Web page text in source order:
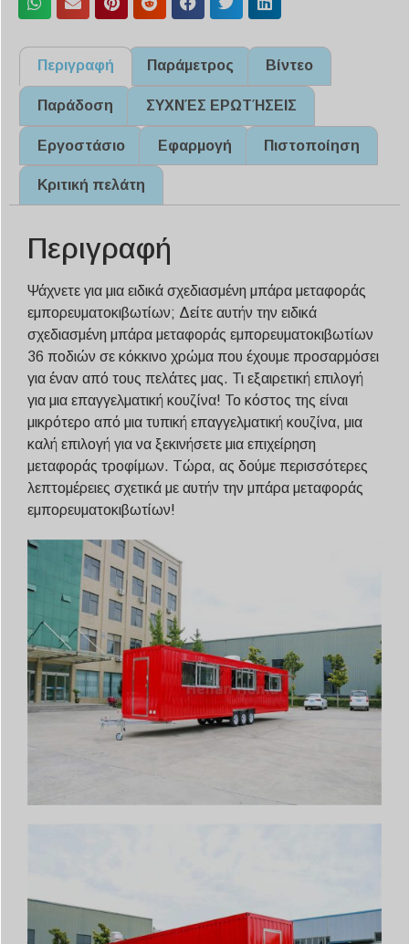
Περιγραφή Παράμετρος Βίντεο
Παράδοση ΣΥΧΝΈΣ ΕΡΩΤΉΣΕΙΣ
Εργοστάσιο Εφαρμογή Πιστοποίηση
Κριτική πελάτη
Περιγραφή
Ψάχνετε για μια ειδικά σχεδιασμένη μπάρα μεταφοράς
εμπορευματοκιβωτίων; Δείτε αυτήν την ειδικά
σχεδιασμένη μπάρα μεταφοράς εμπορευματοκιβωτίων
36 ποδιών σε κόκκινο χρώμα που έχουμε προσαρμόσει
για έναν από τους πελάτες μας. Τι εξαιρετική επιλογή
για μια επαγγελματική κουζίνα! Το κόστος της είναι
μικρότερο από μια τυπική επαγγελματική κουζίνα, μια
καλή επιλογή για να ξεκινήσετε μια επιχείρηση
μεταφοράς τροφίμων. Τώρα, ας δούμε περισσότερες
λεπτομέρειες σχετικά με αυτήν την μπάρα μεταφοράς
εμπορευματοκιβωτίων!